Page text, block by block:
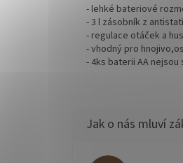
- lehké bateriové
- 3 l zásobník z
- regulace otáček a
- vhodný pro
- 4ks baterii AA